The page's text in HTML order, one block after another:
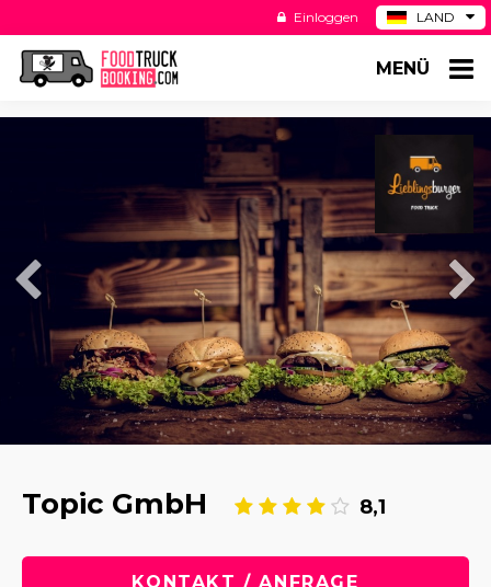
LAND
ES
US
Einloggen
MENÜ
Topic GmbH 8,1
KONTAKT / ANFRAGE